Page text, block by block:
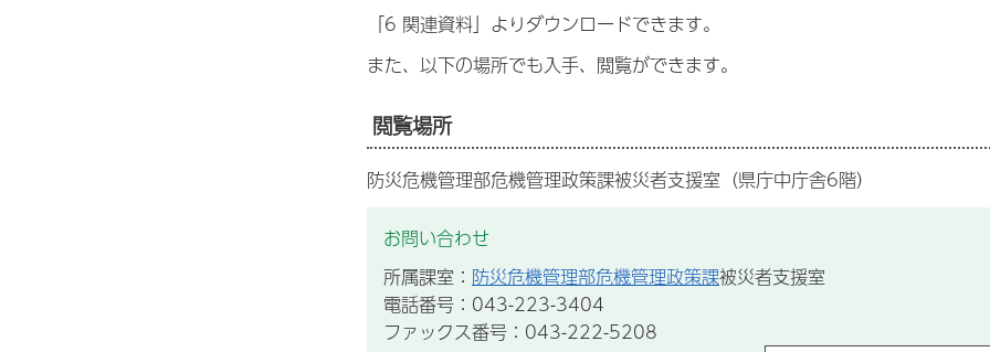
「6 関連資料」よりダウンロードできます。
また、以下の場所でも入手、閲覧ができます。
閲覧場所
防災危機管理部危機管理政策課被災者支援室（県庁中庁舎6階）
お問い合わせ
所属課室： 防災危機管理部危機管理政策課被災者支援室
電話番号：043-223-3404
ファックス番号：043-222-5208